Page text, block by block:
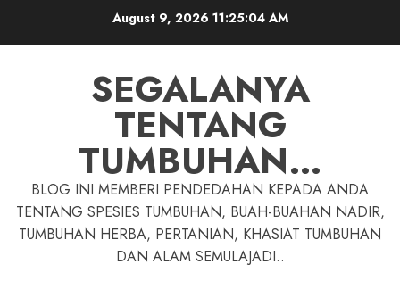
August 9, 2026 11:25:05 AM
SEGALANYA
TENTANG
TUMBUHAN…
BLOG INI MEMBERI PENDEDAHAN KEPADA ANDA
TENTANG SPESIES TUMBUHAN, BUAH-BUAHAN NADIR,
TUMBUHAN HERBA, PERTANIAN, KHASIAT TUMBUHAN
DAN ALAM SEMULAJADI..